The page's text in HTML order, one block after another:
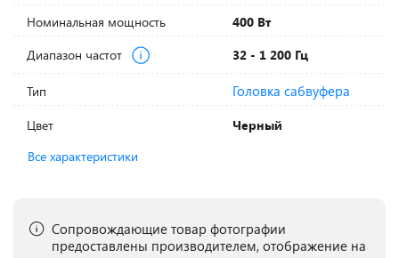
Номинальная мощность
400 Вт
Диапазон частот
32 - 1 200 Гц
Тип Головка сабвуфера
Цвет
Черный
Все характеристики
Сопровождающие товар фотографии
предоставлены производителем, отображение на